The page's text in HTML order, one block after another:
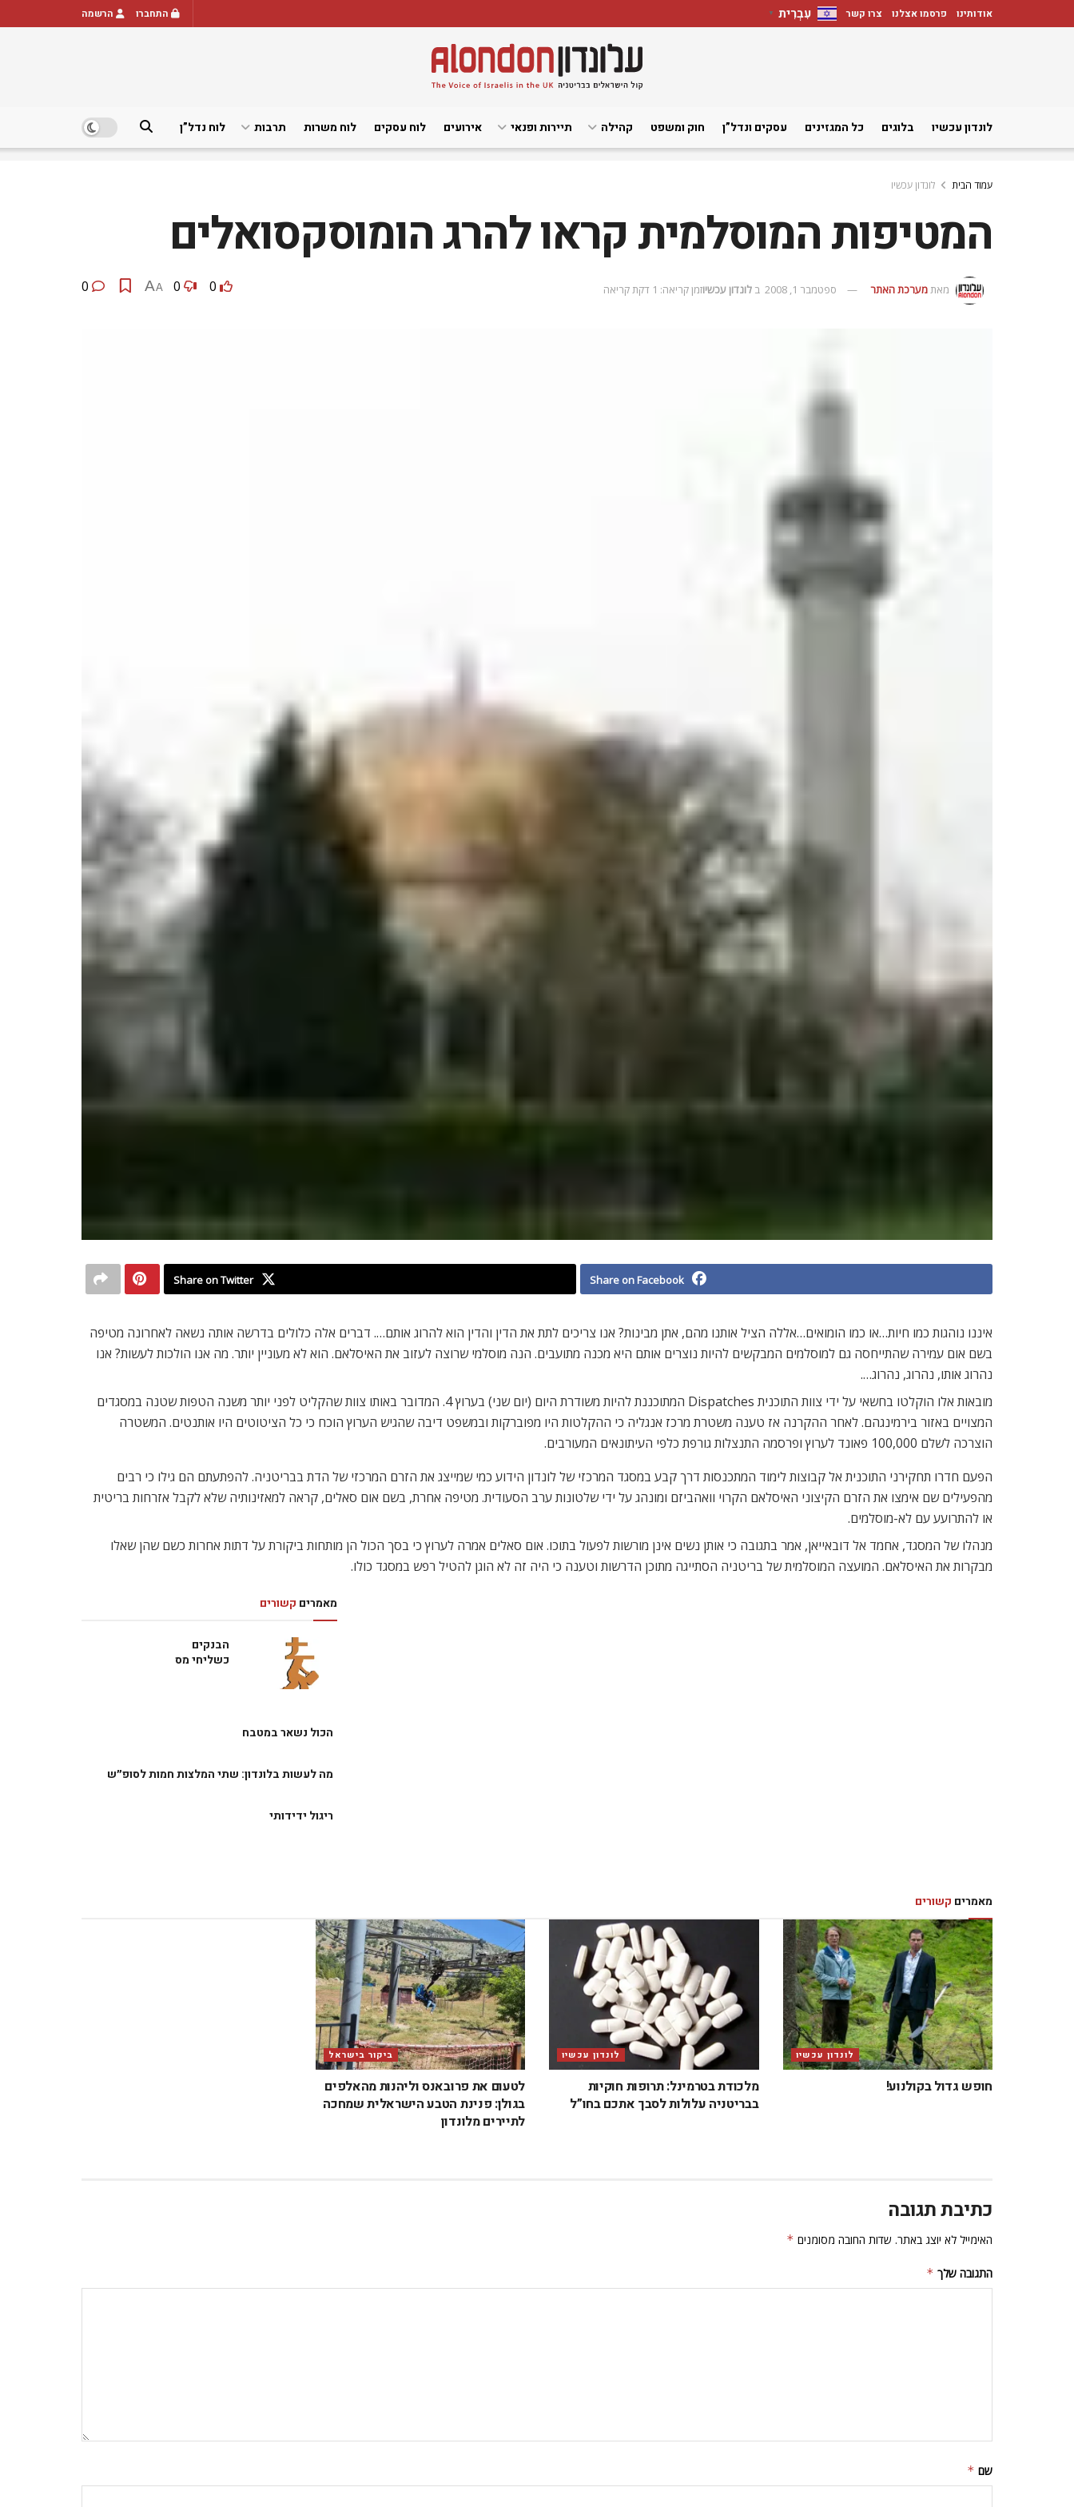
אודותינו פרסמו אצלנו צרו קשר עִבְרִית ▼ התחברו הרשמה
לונדון עכשיו בלוגים כל המגזינים עסקים ונדל”ן חוק ומשפט קהילה תיירות ופנאי אירועים לוח עסקים לוח משרות תרבות לוח נדל”ן
עמוד הבית לונדון עכשיו
המטיפות המוסלמית קראו להרג הומוסקסואלים
מאתמערכת האתר ספטמבר 1, 2008 ב לונדון עכשיוזמן קריאה: 1 דקת קריאה 0
0
A
A
Share on Facebook
Share on Twitter
איננו נוהגות כמו חיות…או כמו הומואים…אללה הציל אותנו מהם, אתן מבינות? אנו צריכים לתת את הדין והדין הוא להרוג אותם…. דברים אלה כלולים בדרשה אותה נשאה לאחרונה מטיפה
בשם אום עמירה שהתייחסה גם למוסלמים המבקשים להיות נוצרים אותם היא מכנה מתועבים. הנה מוסלמי שרוצה לעזוב את האיסלאם. הוא לא מעוניין יותר. מה אנו הולכות לעשות? אנו
נהרוג אותו, נהרוג, נהרוג….
מובאות אלו הוקלטו בחשאי על ידי צוות התוכנית Dispatches המתוכננת להיות משודרת היום (יום שני) בערוץ 4. המדובר באותו צוות שהקליט לפני יותר משנה הטפות שטנה במסגדים
המצויים באזור בירמינגהם. לאחר ההקרנה אז טענה משטרת מרכז אנגליה כי ההקלטות היו מפוברקות ובמשפט דיבה שהגיש הערוץ הוכח כי כל הציטוטים היו אותנטים. המשטרה
הוצרכה לשלם 100,000 פאונד לערוץ ופרסמה התנצלות גורפת כלפי העיתונאים המעורבים.
הפעם חדרו תחקירני התוכנית אל קבוצות לימוד המתכנסות דרך קבע במסגד המרכזי של לונדון הידוע כמי שמייצג את הזרם המרכזי של הדת בבריטניה. להפתעתם הם גילו כי רבים
מהפעילים שם אימצו את הזרם הקיצוני האיסלאם הקרוי וואהביזם ומונהג על ידי שלטונות ערב הסעודית. מטיפה אחרת, בשם אום סאלים, קראה למאזינותיה שלא לקבל אזרחות בריטית
או להתרועע עם לא-מוסלמים.
מנהלו של המסגד, אחמד אל דובאייאן, אמר בתגובה כי אותן נשים אינן מורשות לפעול בתוכו. אום סאלים אמרה לערוץ כי בסך הכול הן מותחות ביקורת על דתות אחרות כשם שהן שאלו
מבקרות את האיסלאם. המועצה המוסלמית של בריטניה הסתייגה מתוכן הדרשות וטענה כי היה זה לא הוגן להטיל רפש במסגד כולו.
מאמרים קשורים
הבנקים
כשליחי מס
הכול נשאר במטבח
מה לעשות בלונדון: שתי המלצות חמות לסופ״ש
ריגול ידידותי
מאמרים קשורים
לונדון עכשיו
חופש גדול בקולנוע!
לונדון עכשיו
מלכודת בטרמינל: תרופות חוקיות
בבריטניה עלולות לסבך אתכם בחו”ל
ביקור בישראל
לטעום את פרובאנס וליהנות מהאלפים
בגולן: פנינת הטבע הישראלית שמחכה
לתיירים מלונדון
כתיבת תגובה
האימייל לא יוצג באתר. שדות החובה מסומנים *
התגובה שלך *
שם *